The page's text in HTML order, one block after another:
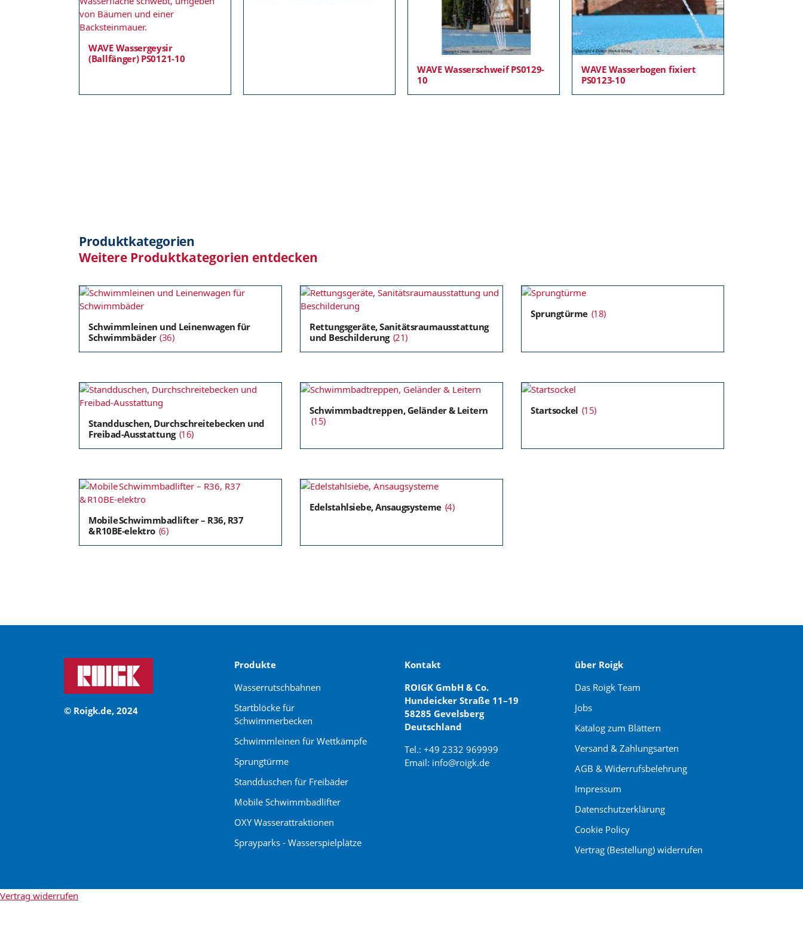
WAVE Wassergeysir
(Ballfänger) PS0121-10
WAVE Wasserschweif PS0129-
10
WAVE Wasserbogen fixiert
PS0123-10
Produktkategorien
Weitere Produktkategorien entdecken
Schwimmleinen und Leinenwagen für
Schwimmbäder (36)
Rettungsgeräte, Sanitätsraumausstattung
und Beschilderung (21)
Sprungtürme (18)
Standduschen, Durchschreitebecken und
Freibad-Ausstattung (16)
Schwimmbadtreppen, Geländer & Leitern
(15)
Startsockel (15)
Mobile Schwimmbadlifter – R36, R37
& R10BE‑elektro (6)
Edelstahlsiebe, Ansaugsysteme (4)
© Roigk.de, 2024
Produkte
Wasserrutschbahnen
Startblöcke für
Schwimmerbecken
Schwimmleinen für Wettkämpfe
Sprungtürme
Standduschen für Freibäder
Mobile Schwimmbadlifter
OXY Wasserattraktionen
Sprayparks - Wasserspielplätze
Kontakt
ROIGK GmbH & Co.
Hundeicker Straße 11–19
58285 Gevelsberg
Deutschland
Tel.: +49 2332 969999
Email: info@roigk.de
über Roigk
Das Roigk Team
Jobs
Katalog zum Blättern
Versand & Zahlungsarten
AGB & Widerrufsbelehrung
Impressum
Datenschutzerklärung
Cookie Policy
Vertrag (Bestellung) widerrufen
Vertrag widerrufen